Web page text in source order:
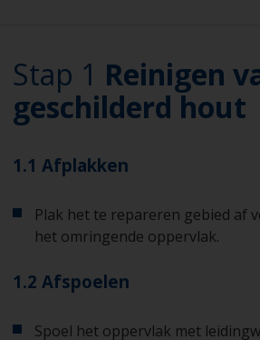
Stap 1 Reinigen
geschilderd hout
1.1 Afplakken
Plak het te repareren gebied af
het omringende oppervlak.
1.2 Afspoelen
Spoel het oppervlak met